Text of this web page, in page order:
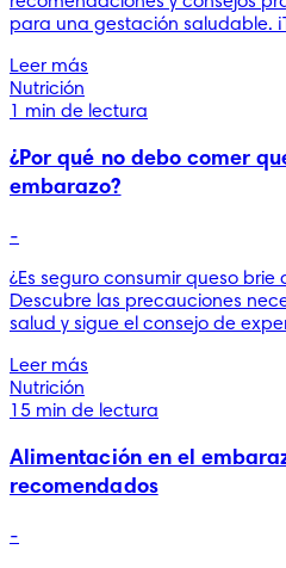
para una gestación saludable.
Leer más
Nutrición
1 min de lectura
¿Por qué no debo comer
embarazo?
-
¿Es seguro consumir queso
Descubre las precauciones
salud y sigue el consejo de
Leer más
Nutrición
15 min de lectura
Alimentación en el
recomendados
-